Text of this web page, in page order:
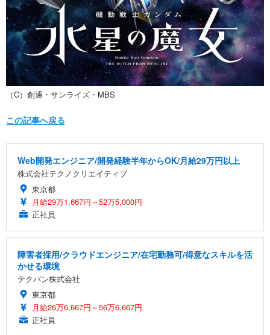
（C）創通・サンライズ・MBS
この記事へ戻る
Web開発エンジニア/開発経験半年からOK/月給29万円以上
株式会社テクノクリエイティブ
東京都
月給29万1,667円～52万5,000円
正社員
障害者採用/クラウドエンジニア/在宅勤務可/得意なスキルを活
かせる環境
テクバン株式会社
東京都
月給26万6,667円～56万6,667円
正社員